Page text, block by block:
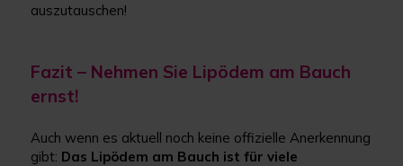
auszutauschen!
Fazit – Nehmen Sie Lipödem am Bauch
ernst!
Auch wenn es aktuell noch keine offizielle Anerkennung
gibt: Das Lipödem am Bauch ist für viele